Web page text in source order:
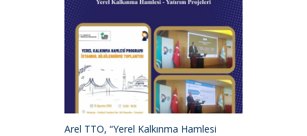
Arel TTO, “Yerel Kalkınma Hamlesi